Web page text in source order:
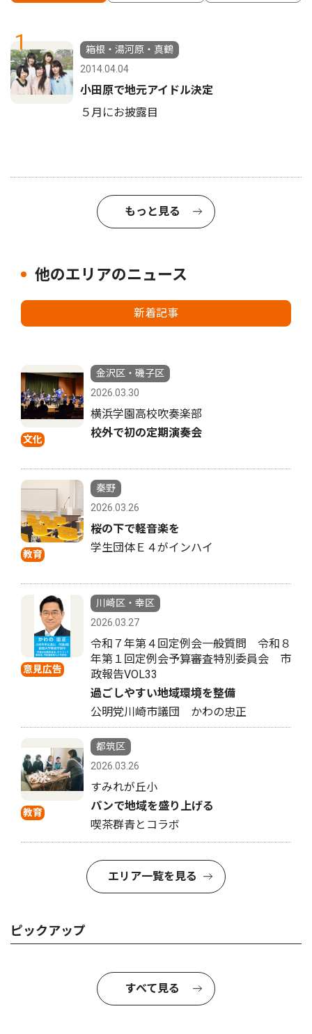
1
箱根・湯河原・真鶴
2014.04.04
小田原で地元アイドル決定
５月にお披露目
もっと見る
他のエリアのニュース
新着記事
文化
金沢区・磯子区
2026.03.30
横浜学園高校吹奏楽部
校外で初の定期演奏会
教育
秦野
2026.03.26
桜の下で軽音楽を
学生団体Ｅ４がインハイ
意見広告
川崎区・幸区
2026.03.27
令和７年第４回定例会一般質問 令和８
年第１回定例会予算審査特別委員会 市
政報告VOL33
過ごしやすい地域環境を整備
公明党川崎市議団 かわの忠正
教育
都筑区
2026.03.26
すみれが丘小
パンで地域を盛り上げる
喫茶群青とコラボ
エリア一覧を見る
ピックアップ
すべて見る